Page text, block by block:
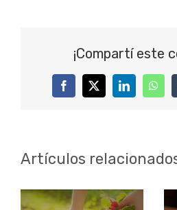
¡Compartí este
FacebookTwitterLinkedIn
Artículos